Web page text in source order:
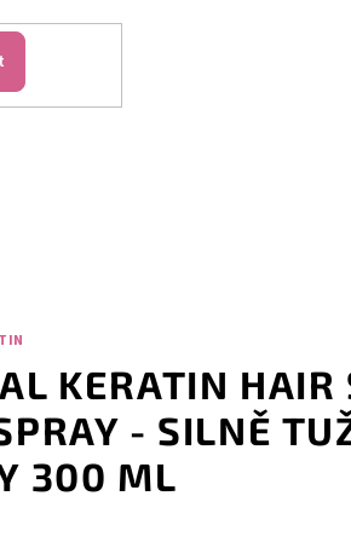
KERATIN HAIR
- SILNĚ
300 ML